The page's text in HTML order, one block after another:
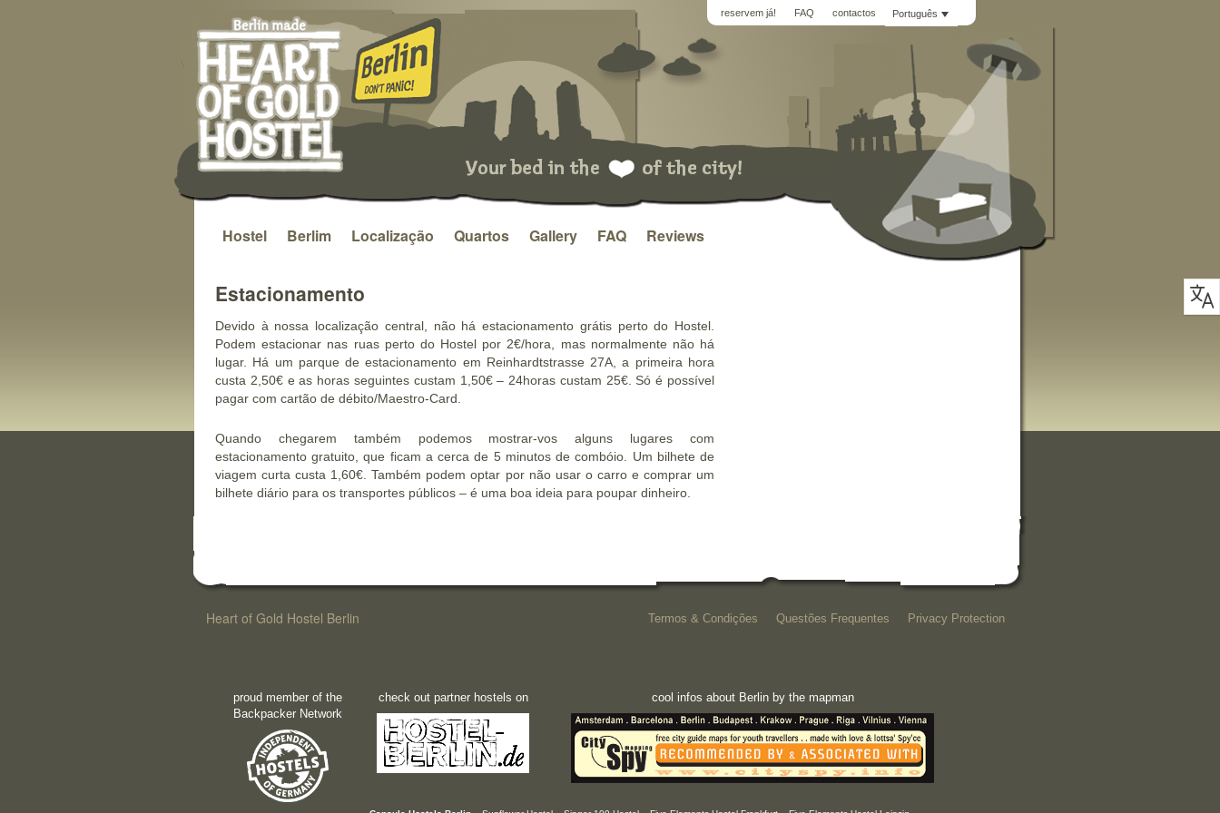
reservem já! FAQ contactos Português
Saltar
o
conteúdo
Hostel Berlim Localização Quartos Gallery FAQ Reviews
Estacionamento
Devido à nossa localização central, não há estacionamento grátis perto do Hostel.
Podem estacionar nas ruas perto do Hostel por 2€/hora, mas normalmente não há
lugar. Há um parque de estacionamento em Reinhardtstrasse 27A, a primeira hora
custa 2,50€ e as horas seguintes custam 1,50€ – 24horas custam 25€. Só é possível
pagar com cartão de débito/Maestro-Card.
Quando chegarem também podemos mostrar-vos alguns lugares com
estacionamento gratuito, que ficam a cerca de 5 minutos de combóio. Um bilhete de
viagem curta custa 1,60€. Também podem optar por não usar o carro e comprar um
bilhete diário para os transportes públicos – é uma boa ideia para poupar dinheiro.
Heart of Gold Hostel Berlin Termos & Condições Questões Frequentes Privacy Protection
proud member of the
Backpacker Network
check out partner hostels on cool infos about Berlin by the mapman